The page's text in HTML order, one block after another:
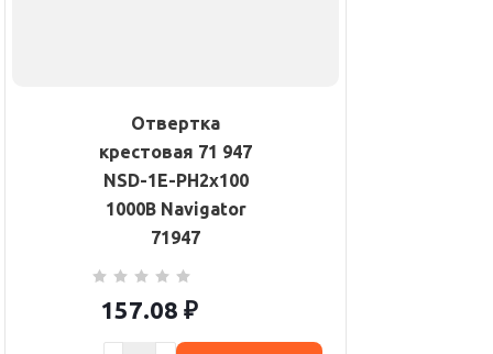
Отвертка
крестовая 71 947
NSD-1E-PH2х100
1000В Navigator
71947
157.08 ₽